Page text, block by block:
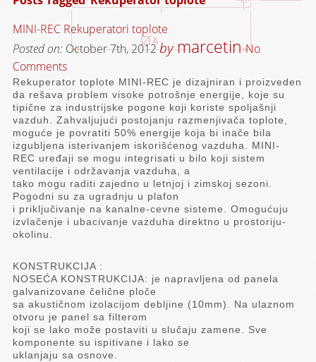
MINI-REC Rekuperatori toplote
Posted on: October 7th, 2012bymarcetin No
Comments
Rekuperator toplote MINI-REC je dizajniran i proizveden
da rešava problem visoke potrošnje energije, koje su
tipične za industrijske pogone koji koriste spoljašnji
vazduh. Zahvaljujući postojanju razmenjivača toplote,
moguće je povratiti 50% energije koja bi inače bila
izgubljena isterivanjem iskorišćenog vazduha. MINI-
REC uređaji se mogu integrisati u bilo koji sistem
ventilacije i održavanja vazduha, a
tako mogu raditi zajedno u letnjoj i zimskoj sezoni.
Pogodni su za ugradnju u plafon
i priključivanje na kanalne-cevne sisteme. Omogućuju
izvlačenje i ubacivanje vazduha direktno u prostoriju-
okolinu.
KONSTRUKCIJA :
NOSEĆA KONSTRUKCIJA: je napravljena od panela
galvanizovane čelične ploče
sa akustičnom izolacijom debljine (10mm). Na ulaznom
otvoru je panel sa filterom
koji se lako može postaviti u slučaju zamene. Sve
komponente su ispitivane i lako se
uklanjaju sa osnove.